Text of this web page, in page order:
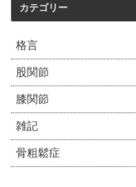
カテゴリー
格言
股関節
膝関節
雑記
骨粗鬆症